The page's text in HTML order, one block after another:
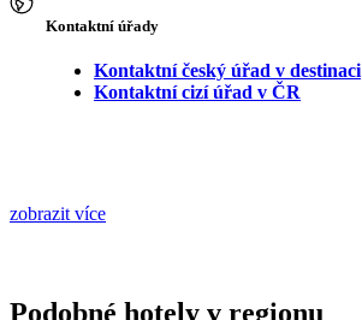
Kontaktní úřady
Kontaktní český úřad v destinaci
Kontaktní cizí úřad v ČR
zobrazit více
Podobné hotely v regionu